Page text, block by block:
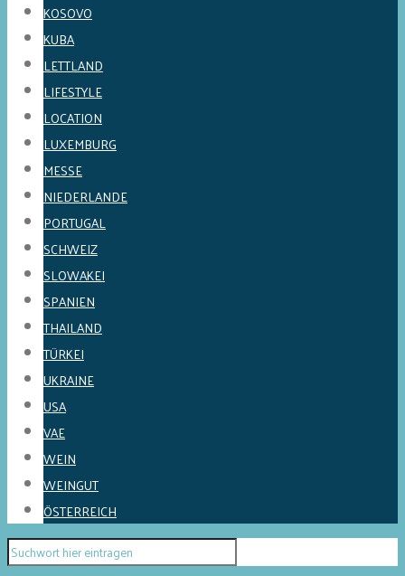
KOSOVO
KUBA
LETTLAND
LIFESTYLE
LOCATION
LUXEMBURG
MESSE
NIEDERLANDE
PORTUGAL
SCHWEIZ
SLOWAKEI
SPANIEN
THAILAND
TÜRKEI
UKRAINE
USA
VAE
WEIN
WEINGUT
ÖSTERREICH